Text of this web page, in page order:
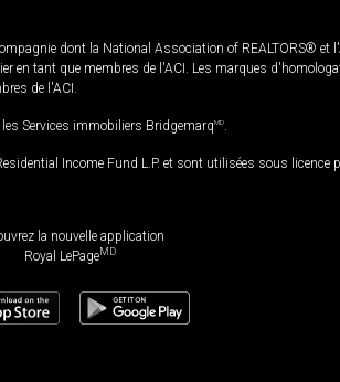
dont la National Association of REALTORS®
tant que membres de l'ACI. Les marques
de l'ACI.
Services immobiliers BridgemarqMD
Income Fund L.P. et sont utilisées sous
la nouvelle application
Royal LePageMD